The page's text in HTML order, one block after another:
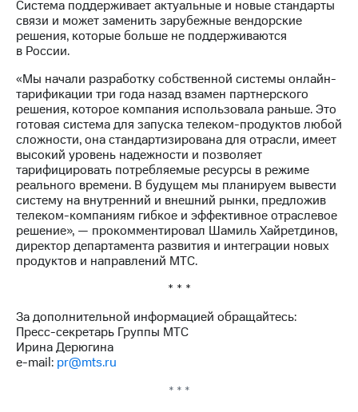
Корпоративное
управление
секретарь
Раскрытие
информации
Информация
акционерам
Документы
ПАО
"МТС"
Собрания
акционеров
Личный
кабинет
акционера
и
аудит
Рынок
акций
Система поддерживает актуальные и новые стандарты
связи и может заменить зарубежные вендорские
решения, которые больше не поддерживаются
в России.
«Мы начали разработку собственной системы онлайн-
тарификации три года назад взамен партнерского
решения, которое компания использовала раньше. Это
готовая система для запуска телеком-продуктов любой
сложности, она стандартизирована для отрасли, имеет
высокий уровень надежности и позволяет
тарифицировать потребляемые ресурсы в режиме
реального времени. В будущем мы планируем вывести
систему на внутренний и внешний рынки, предложив
телеком-компаниям гибкое и эффективное отраслевое
решение», — прокомментировал Шамиль Хайретдинов,
директор департамента развития и интеграции новых
продуктов и направлений МТС.
* * *
За дополнительной информацией обращайтесь:
Пресс-секретарь Группы МТС
Ирина Дерюгина
e-mail: pr@mts.ru
* * *